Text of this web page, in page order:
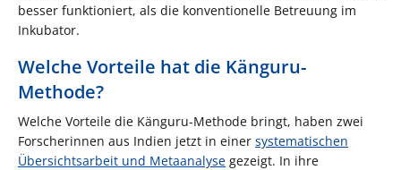
besser funktioniert, als die konventionelle Betreuung im
Inkubator.
Welche Vorteile hat die Känguru-
Methode?
Welche Vorteile die Känguru-Methode bringt, haben zwei
Forscherinnen aus Indien jetzt in einer systematischen
Übersichtsarbeit und Metaanalyse gezeigt. In ihre